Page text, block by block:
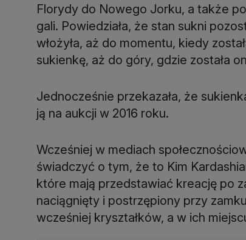
Florydy do Nowego Jorku, a także
gali. Powiedziała, że ​​stan sukni
włożyła, aż do momentu, kiedy
sukienkę, aż do góry, gdzie została
Jednocześnie przekazała, że
ją na aukcji w 2016 roku.
Wcześniej w mediach
świadczyć o tym, że to Kim
które mają przedstawiać kreację po
naciągnięty i postrzępiony przy
wcześniej kryształków, a w ich